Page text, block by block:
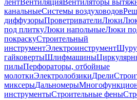
лентВентиляцияВентиляторы
канальныеСистемы воздуховодов
диффузорыПроветривателиЛюки
под плиткуЛюки напольныеЛюки
покраскуСтроительный
инструментЭлектроинструмент
гайковертыШлифмашины
пилыПерфораторы, отбойные
молоткиЭлектролобзикиДрели
миксерыДальномеры
инструментыСтроительные фены